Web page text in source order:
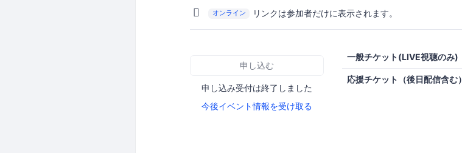
オンライン リンクは参加者だけに表示されます。
申し込む
申し込み受付は終了しました
今後イベント情報を受け取る
一般チケット(LIVE視聴のみ)
応援チケット（後日配信含む）